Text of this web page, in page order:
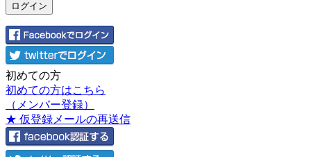
初めての方
初めての方はこちら
（メンバー登録）
★ 仮登録メールの再送信